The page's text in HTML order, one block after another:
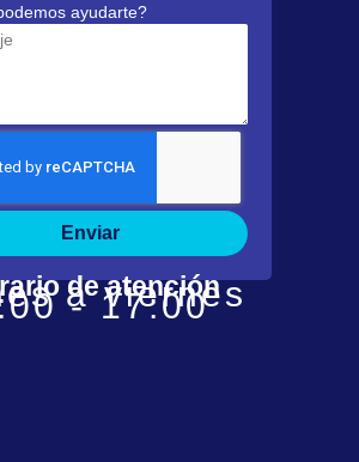
ayudarte?
Enviar
de atención
a viernes
- 17:00